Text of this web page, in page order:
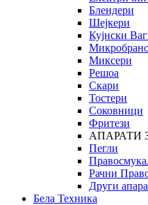
Блендери
Шејкери
Кујнски
Миксери
Решоа
Скари
Тостери
Соковници
Фритези
АПАРАТИ
Пегли
Рачни
Други
Бела Техника